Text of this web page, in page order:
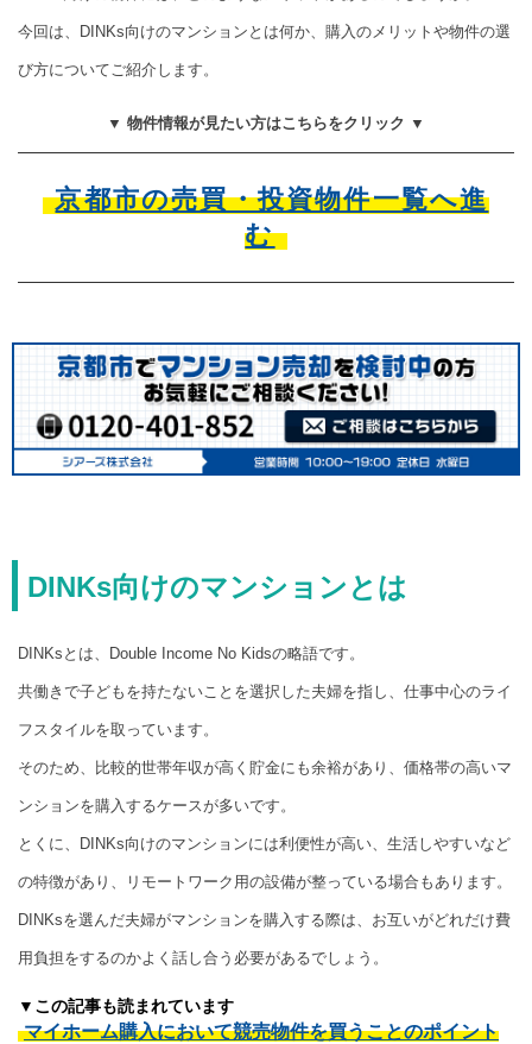
今回は、DINKs向けのマンションとは何か、購入のメリットや物件の選
び方についてご紹介します。
▼ 物件情報が見たい方はこちらをクリック ▼
京都市の売買・投資物件一覧へ進
む
DINKs向けのマンションとは
DINKsとは、Double Income No Kidsの略語です。
共働きで子どもを持たないことを選択した夫婦を指し、仕事中心のライ
フスタイルを取っています。
そのため、比較的世帯年収が高く貯金にも余裕があり、価格帯の高いマ
ンションを購入するケースが多いです。
とくに、DINKs向けのマンションには利便性が高い、生活しやすいなど
の特徴があり、リモートワーク用の設備が整っている場合もあります。
DINKsを選んだ夫婦がマンションを購入する際は、お互いがどれだけ費
用負担をするのかよく話し合う必要があるでしょう。
▼この記事も読まれています
マイホーム購入において競売物件を買うことのポイント